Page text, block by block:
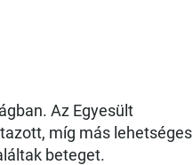
Az Egyesült
míg más lehetséges
beteget.